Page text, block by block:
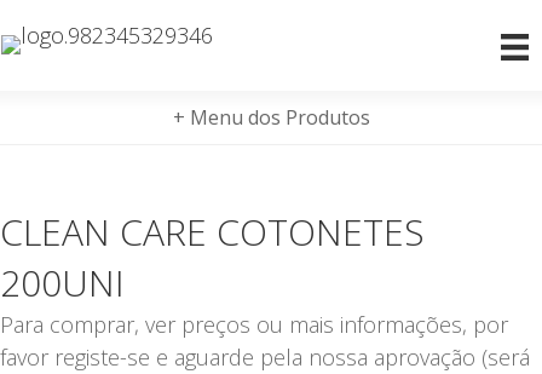
+ Menu dos Produtos
CLEAN CARE COTONETES
200UNI
Para comprar, ver preços ou mais informações, por
favor registe-se e aguarde pela nossa aprovação (será